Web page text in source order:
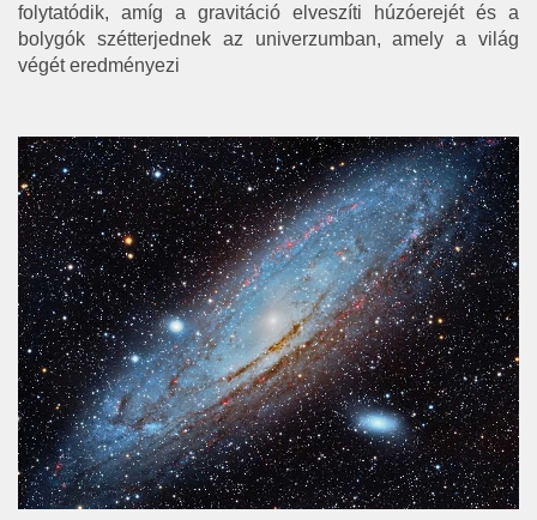
folytatódik, amíg a gravitáció elveszíti húzóerejét és a
bolygók szétterjednek az univerzumban, amely a világ
végét eredményezi